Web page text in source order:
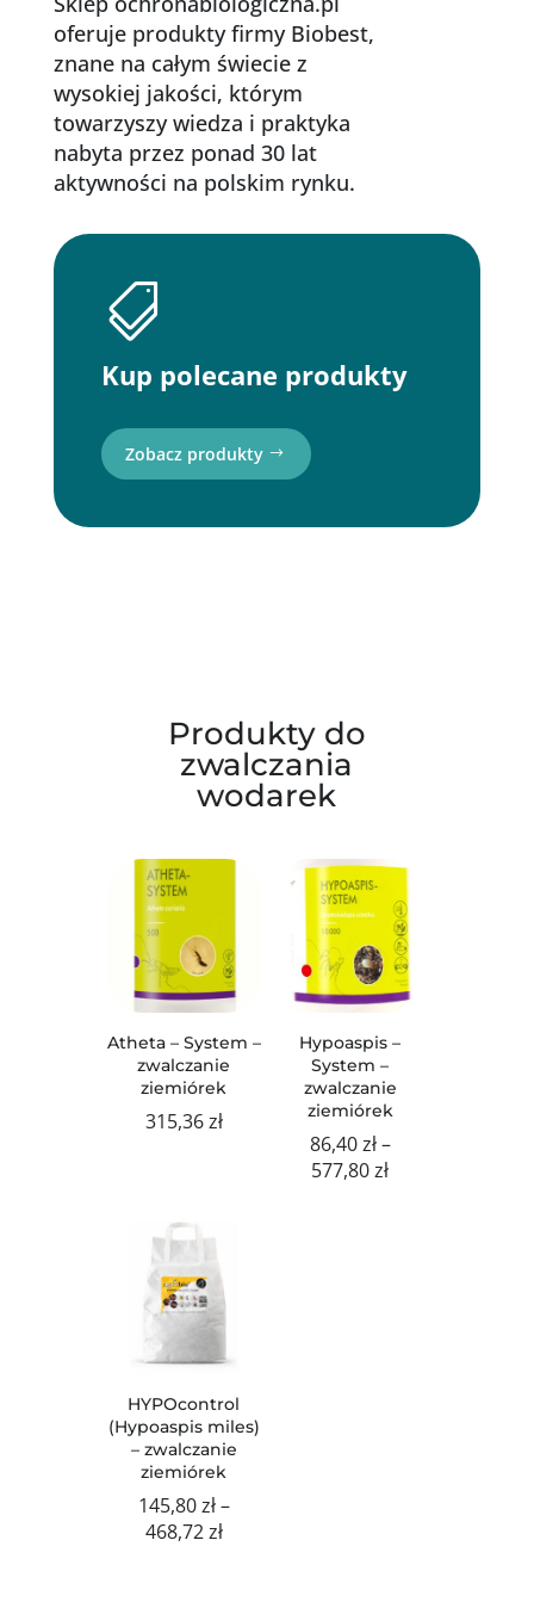
oferuje produkty firmy Biobest,
znane na całym świecie z
wysokiej jakości, którym
towarzyszy wiedza i praktyka
nabyta przez ponad 30 lat
aktywności na polskim rynku.

Kup polecane produkty
Zobacz produkty
Produkty do
zwalczania
wodarek
Atheta – System –
zwalczanie
ziemiórek
315,36zł
Hypoaspis –
System –
zwalczanie
ziemiórek
86,40zł–
577,80złZakres
HYPOcontrol
(Hypoaspis miles)
– zwalczanie
ziemiórek
145,80zł –
468,72złZakres